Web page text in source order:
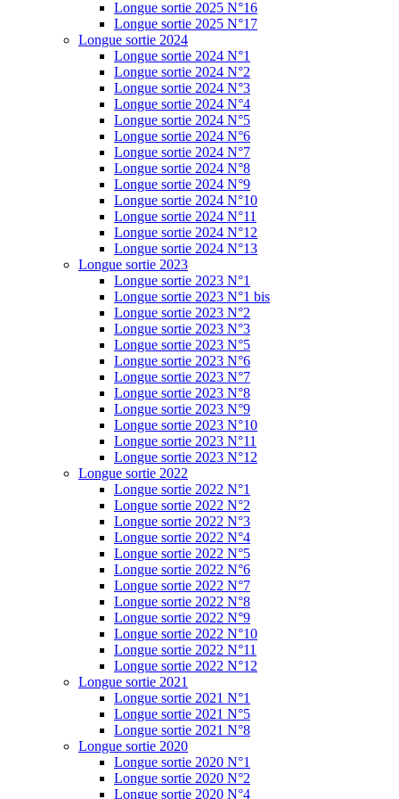
Longue sortie 2025 N°16
Longue sortie 2025 N°17
Longue sortie 2024
Longue sortie 2024 N°1
Longue sortie 2024 N°2
Longue sortie 2024 N°3
Longue sortie 2024 N°4
Longue sortie 2024 N°5
Longue sortie 2024 N°6
Longue sortie 2024 N°7
Longue sortie 2024 N°8
Longue sortie 2024 N°9
Longue sortie 2024 N°10
Longue sortie 2024 N°11
Longue sortie 2024 N°12
Longue sortie 2024 N°13
Longue sortie 2023
Longue sortie 2023 N°1
Longue sortie 2023 N°1 bis
Longue sortie 2023 N°2
Longue sortie 2023 N°3
Longue sortie 2023 N°5
Longue sortie 2023 N°6
Longue sortie 2023 N°7
Longue sortie 2023 N°8
Longue sortie 2023 N°9
Longue sortie 2023 N°10
Longue sortie 2023 N°11
Longue sortie 2023 N°12
Longue sortie 2022
Longue sortie 2022 N°1
Longue sortie 2022 N°2
Longue sortie 2022 N°3
Longue sortie 2022 N°4
Longue sortie 2022 N°5
Longue sortie 2022 N°6
Longue sortie 2022 N°7
Longue sortie 2022 N°8
Longue sortie 2022 N°9
Longue sortie 2022 N°10
Longue sortie 2022 N°11
Longue sortie 2022 N°12
Longue sortie 2021
Longue sortie 2021 N°1
Longue sortie 2021 N°5
Longue sortie 2021 N°8
Longue sortie 2020
Longue sortie 2020 N°1
Longue sortie 2020 N°2
Longue sortie 2020 N°4